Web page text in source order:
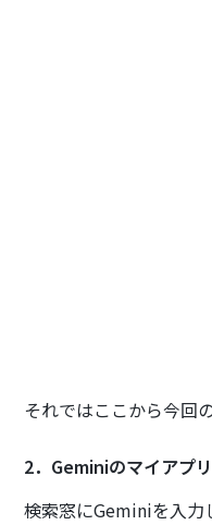
それではここから今回
2．Geminiのマイアプ
検索窓にGeminiを入力